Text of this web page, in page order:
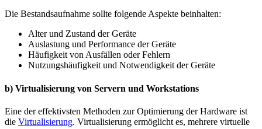
Die Bestandsaufnahme sollte folgende Aspekte beinhalten:
Alter und Zustand der Geräte
Auslastung und Performance der Geräte
Häufigkeit von Ausfällen oder Fehlern
Nutzungshäufigkeit und Notwendigkeit der Geräte
b) Virtualisierung von Servern und Workstations
Eine der effektivsten Methoden zur Optimierung der Hardware ist
die Virtualisierung. Virtualisierung ermöglicht es, mehrere virtuelle